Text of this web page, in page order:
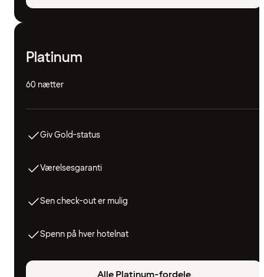
Platinum
60 nætter
Giv Gold-status
Værelsesgaranti
Sen check-out er mulig
Spenn på hver hotelnat